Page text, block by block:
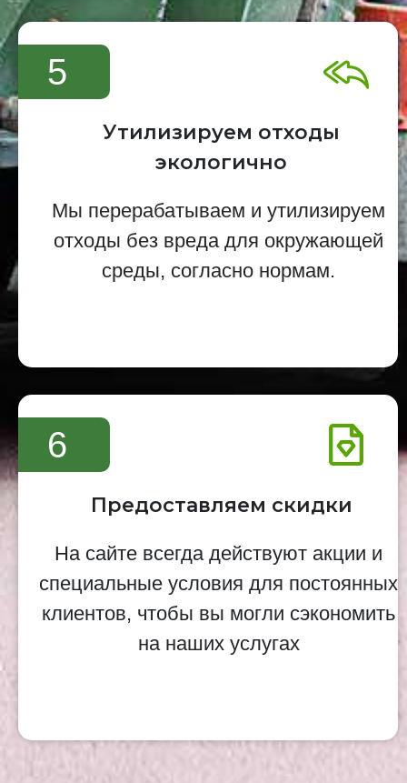
5
Утилизируем отходы
экологично
Мы перерабатываем и утилизируем
отходы без вреда для окружающей
среды, согласно нормам.
6
Предоставляем скидки
На сайте всегда действуют акции и
специальные условия для постоянных
клиентов, чтобы вы могли сэкономить
на наших услугах